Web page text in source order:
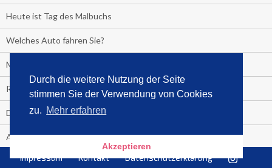
Durch die weitere Nutzung der Seite
stimmen Sie der Verwendung von Cookies
zu. Mehr erfahren
Akzeptieren
Heute ist Tag des Malbuchs
Welches Auto fahren Sie?
Media Control ermittelt: Das ist der Sommerhit 2019
Rammstein, "Tatort" und ein Känguru an der Spitze
Die Promi-Bestseller 1. Halbjahr 2019
Alle Bestseller in der Übersicht
+++++ Media Control News +++++ Media Control News +++++
Impressum Kontakt Datenschutzerklärung